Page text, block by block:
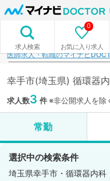
求人検索 お気に入り求人
0
医師求人・転職のマイナビ
幸手市(埼玉県) 循環器
求人数3 件※非公開求人を除
常勤
選択中の検索条件
埼玉県幸手市・循環器内科